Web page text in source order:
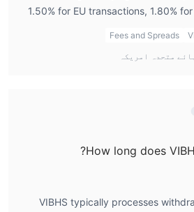
1.50% for EU transactions, 1.80%
and £15 to £40 for bank
Fees and Spreads
متحدہ امریکہ
How long does
VIBHS typically processes